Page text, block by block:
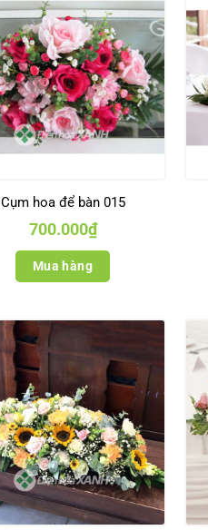
Cụm hoa để bàn 015
700.000₫
Mua hàng